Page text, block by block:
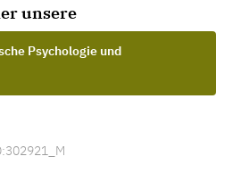
unsere
Psychologie und